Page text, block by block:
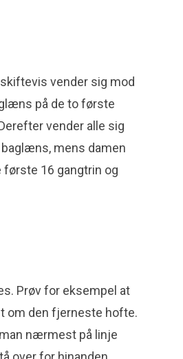
vender sig mod
på de to første
vender alle sig
mens damen
16 gangtrin og
Prøv for eksempel at
om den fjerneste hofte.
nærmest på linje